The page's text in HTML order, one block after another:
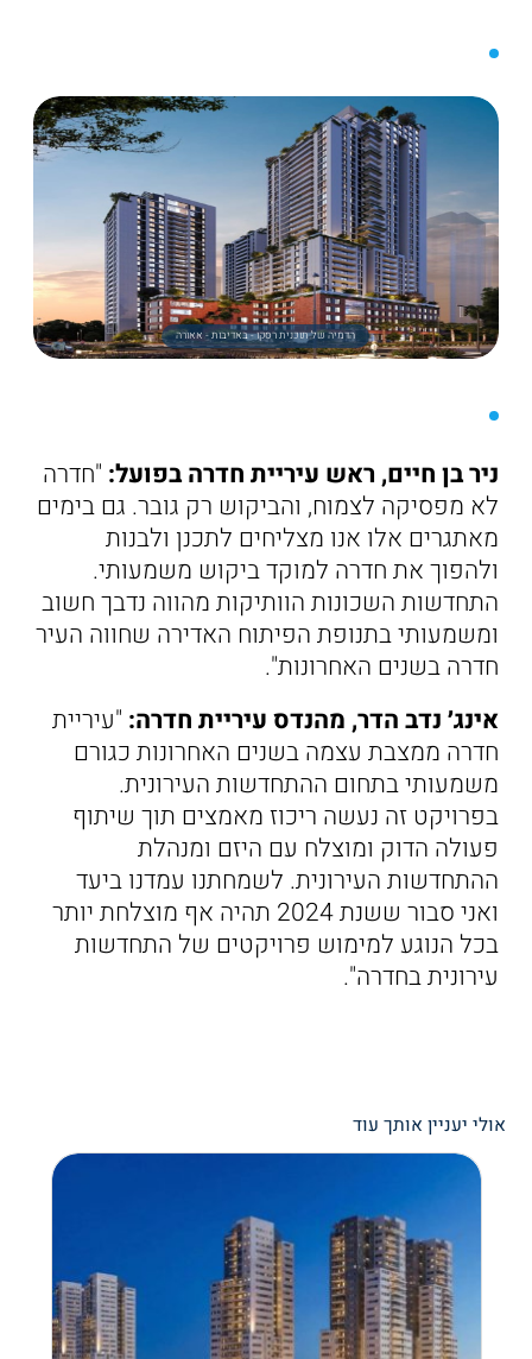
הדמיה של תוכנית רסקו - באדיבות - אאורה
ניר בן חיים, ראש עיריית חדרה בפועל: "חדרה
לא מפסיקה לצמוח, והביקוש רק גובר. גם בימים
מאתגרים אלו אנו מצליחים לתכנן ולבנות
ולהפוך את חדרה למוקד ביקוש משמעותי.
התחדשות השכונות הוותיקות מהווה נדבך חשוב
ומשמעותי בתנופת הפיתוח האדירה שחווה העיר
חדרה בשנים האחרונות".
אינג׳ נדב הדר, מהנדס עיריית חדרה: "עיריית
חדרה ממצבת עצמה בשנים האחרונות כגורם
משמעותי בתחום ההתחדשות העירונית.
בפרויקט זה נעשה ריכוז מאמצים תוך שיתוף
פעולה הדוק ומוצלח עם היזם ומנהלת
ההתחדשות העירונית. לשמחתנו עמדנו ביעד
ואני סבור ששנת 2024 תהיה אף מוצלחת יותר
בכל הנוגע למימוש פרויקטים של התחדשות
עירונית בחדרה".
אולי יעניין אותך עוד